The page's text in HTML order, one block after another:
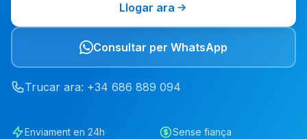
Llogar ara
Consultar per WhatsApp
Trucar ara: +34 686 889 094
Enviament en 24h Sense fiança